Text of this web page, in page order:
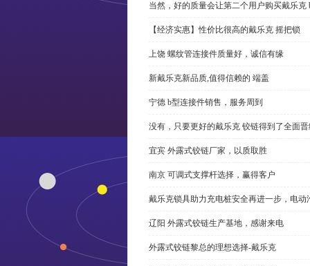
当然，好的质量会让第二个用户购买戴乐克
【经济实惠】性价比很高的戴乐克 摇把锁
上饶 螺纹管连接件质量好，诚信有缘
新戴乐克新品质,值得信赖的 端盖
宁德 b型连接件销售，服务周到
没有，只要更好的戴乐克 铰链得到了全面
宜宾 外露式铰链厂家，以质取胜
南京 可调式支撑杆选择，赢得客户
戴乐克锁具助力充电桩安全再进一步，电动
辽阳 外露式铰链生产基地，感谢来电
外露式铰链黎总的理想选择-戴乐克